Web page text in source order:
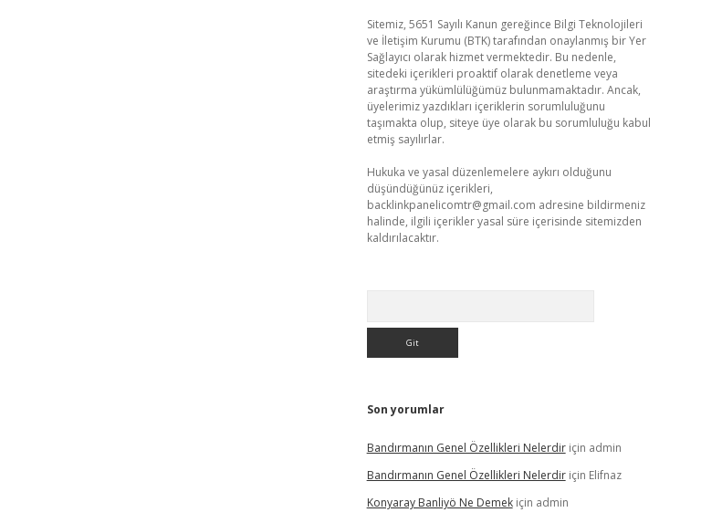
Sitemiz, 5651 Sayılı Kanun gereğince Bilgi Teknolojileri
ve İletişim Kurumu (BTK) tarafından onaylanmış bir Yer
Sağlayıcı olarak hizmet vermektedir. Bu nedenle,
sitedeki içerikleri proaktif olarak denetleme veya
araştırma yükümlülüğümüz bulunmamaktadır. Ancak,
üyelerimiz yazdıkları içeriklerin sorumluluğunu
taşımakta olup, siteye üye olarak bu sorumluluğu kabul
etmiş sayılırlar.
Hukuka ve yasal düzenlemelere aykırı olduğunu
düşündüğünüz içerikleri,
backlinkpanelicomtr@gmail.com adresine bildirmeniz
halinde, ilgili içerikler yasal süre içerisinde sitemizden
kaldırılacaktır.
Son yorumlar
Bandırmanın Genel Özellikleri Nelerdiriçin admin
Bandırmanın Genel Özellikleri Nelerdiriçin Elifnaz
Konyaray Banliyö Ne Demekiçin admin